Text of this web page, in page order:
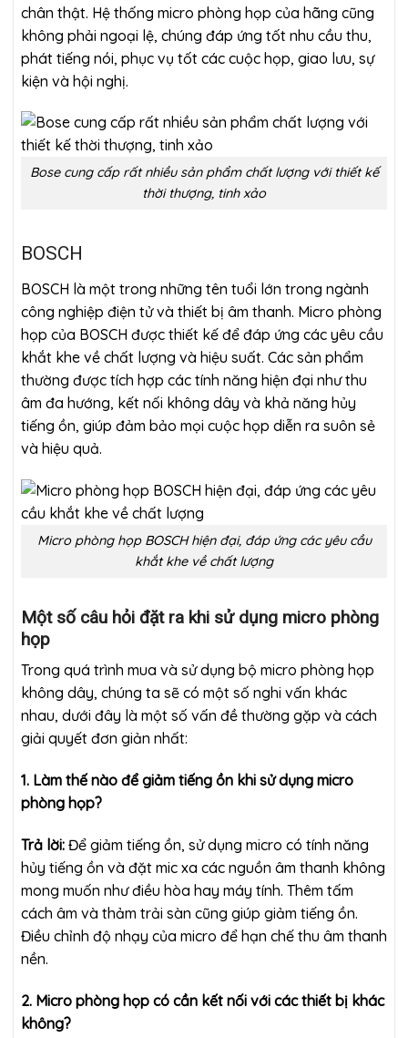
chân thật. Hệ thống micro phòng họp của hãng cũng
không phải ngoại lệ, chúng đáp ứng tốt nhu cầu thu,
phát tiếng nói, phục vụ tốt các cuộc họp, giao lưu, sự
kiện và hội nghị.
Bose cung cấp rất nhiều sản phẩm chất lượng với thiết kế
thời thượng, tinh xảo
BOSCH
BOSCH là một trong những tên tuổi lớn trong ngành
công nghiệp điện tử và thiết bị âm thanh. Micro phòng
họp của BOSCH được thiết kế để đáp ứng các yêu cầu
khắt khe về chất lượng và hiệu suất. Các sản phẩm
thường được tích hợp các tính năng hiện đại như thu
âm đa hướng, kết nối không dây và khả năng hủy
tiếng ồn, giúp đảm bảo mọi cuộc họp diễn ra suôn sẻ
và hiệu quả.
Micro phòng họp BOSCH hiện đại, đáp ứng các yêu cầu
khắt khe về chất lượng
Một số câu hỏi đặt ra khi sử dụng micro phòng
họp
Trong quá trình mua và sử dụng bộ micro phòng họp
không dây, chúng ta sẽ có một số nghi vấn khác
nhau, dưới đây là một số vấn đề thường gặp và cách
giải quyết đơn giản nhất:
1. Làm thế nào để giảm tiếng ồn khi sử dụng micro
phòng họp?
Trả lời: Để giảm tiếng ồn, sử dụng micro có tính năng
hủy tiếng ồn và đặt mic xa các nguồn âm thanh không
mong muốn như điều hòa hay máy tính. Thêm tấm
cách âm và thảm trải sàn cũng giúp giảm tiếng ồn.
Điều chỉnh độ nhạy của micro để hạn chế thu âm thanh
nền.
2. Micro phòng họp có cần kết nối với các thiết bị khác
không?